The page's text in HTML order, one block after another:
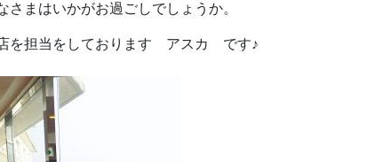
さまはいかがお過ごしでしょうか。
を担当をしております アスカ です♪